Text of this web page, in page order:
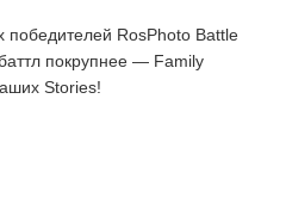
RosPhoto Battle
покрупнее — Family
Stories!